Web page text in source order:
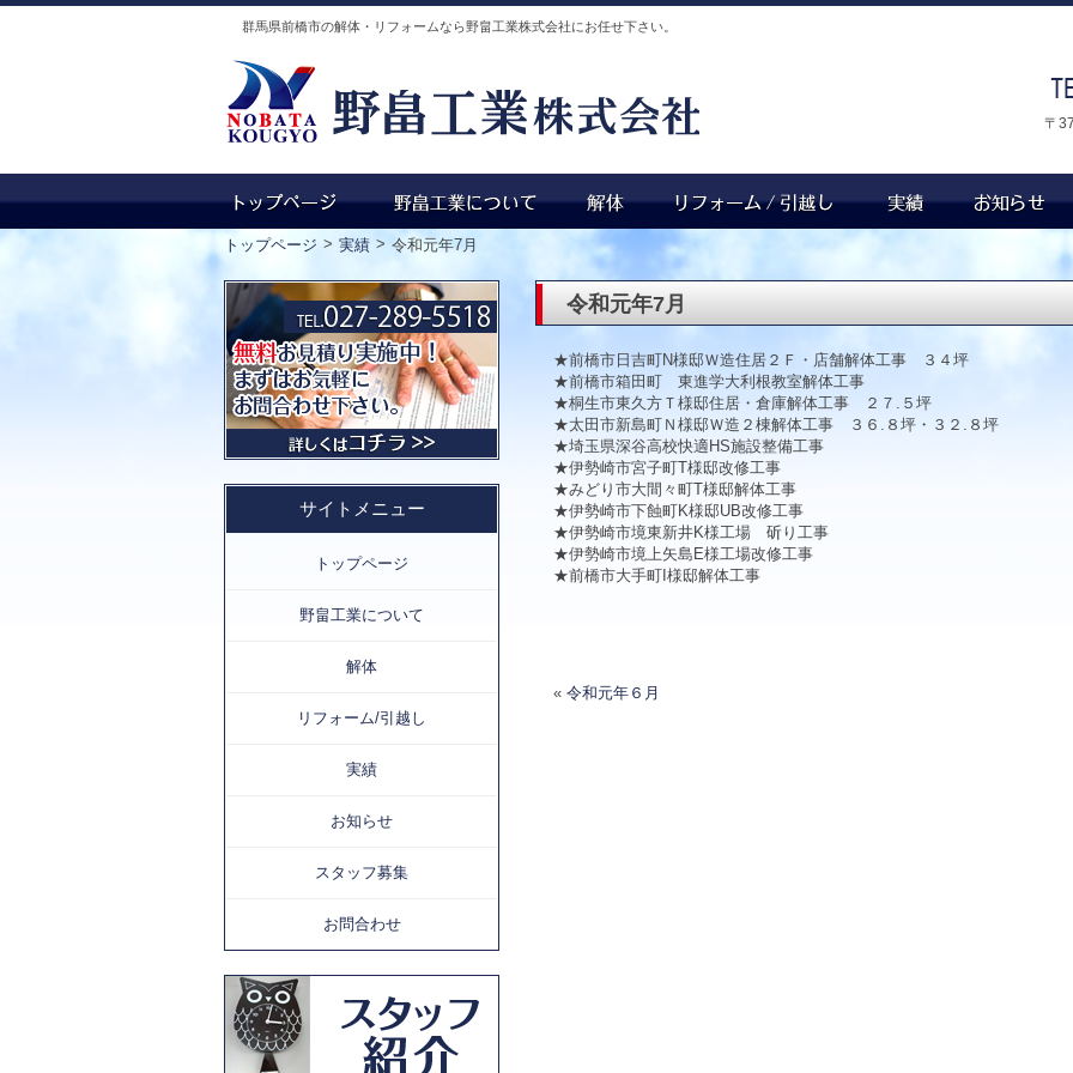
群馬県前橋市の解体・リフォームなら野畠工業株式会社にお任せ下さい。
〒
トップページ > 実績 > 令和元年7月
令和元年7月
★前橋市日吉町N様邸Ｗ造住居２Ｆ・店舗解体工事 ３４坪
★前橋市箱田町 東進学大利根教室解体工事
★桐生市東久方Ｔ様邸住居・倉庫解体工事 ２７.５坪
★太田市新島町Ｎ様邸Ｗ造２棟解体工事 ３６.８坪・３２.８坪
★埼玉県深谷高校快適HS施設整備工事
★伊勢崎市宮子町T様邸改修工事
★みどり市大間々町T様邸解体工事
★伊勢崎市下蝕町K様邸UB改修工事
★伊勢崎市境東新井K様工場 斫り工事
★伊勢崎市境上矢島E様工場改修工事
★前橋市大手町I様邸解体工事
« 令和元年６月
サイトメニュー
トップページ
野畠工業について
解体
リフォーム/引越し
実績
お知らせ
スタッフ募集
お問合わせ